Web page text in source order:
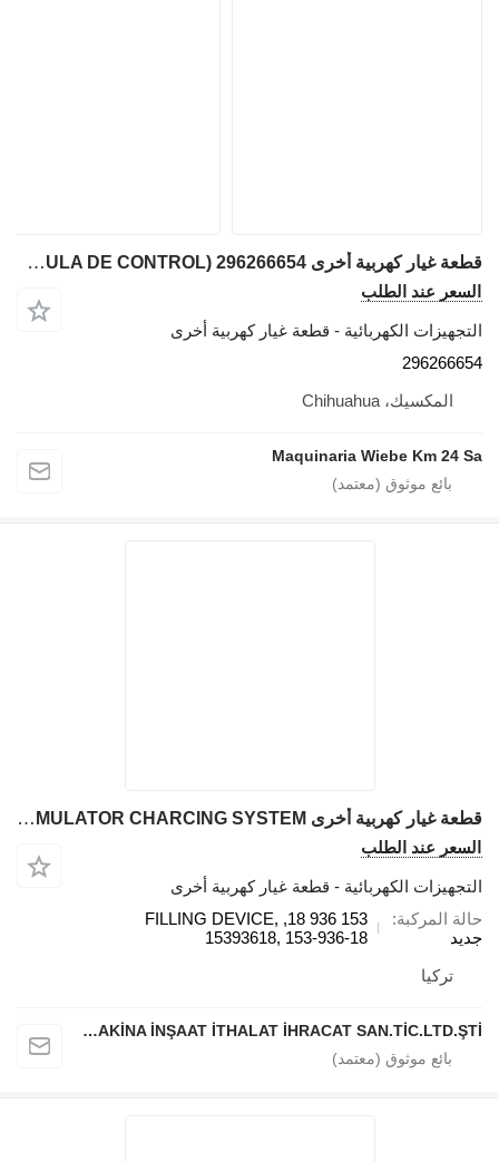
قطعة غيار كهربية أخرى ACTUADOR HIDRAULICO (VALVULA DE CONTROL) 296266654 لـ وحدة الحفر الأفقي Vermeer NAVIGATOR D20X2
السعر عند الطلب
التجهيزات الكهربائية - قطعة غيار كهربية أخرى
296266654
المكسيك، Chihuahua
Maquinaria Wiebe Km 24 Sa
قطعة غيار كهربية أخرى ACCUMULATOR CHARCING SYSTEM مثقاب الصخور RD314 153 لـ معدات الحفر Sandvik RD314 ROCK DRILL
السعر عند الطلب
التجهيزات الكهربائية - قطعة غيار كهربية أخرى
حالة المركبة
جديد
153 936 18, FILLING DEVICE,
15393618, 153-936-18
تركيا
ATLAS EKİPMAN MAKİNA İNŞAAT İTHALAT İHRACAT SAN.TİC.LTD.ŞTİ